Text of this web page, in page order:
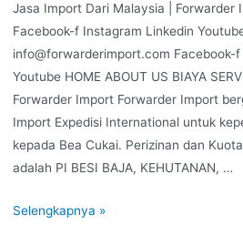
Jasa Import Dari Malaysia | Forwarder
Facebook-f Instagram Linkedin
info@forwarderimport.com Facebook-
Youtube HOME ABOUT US BIAYA
Forwarder Import Forwarder Import
Import Expedisi International untuk
kepada Bea Cukai. Perizinan dan
adalah PI BESI BAJA, KEHUTANAN, …
Selengkapnya »